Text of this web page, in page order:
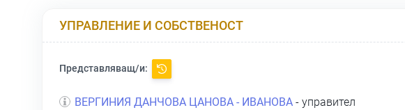
УПРАВЛЕНИЕ И СОБСТВЕНОСТ
Представляващ/и:
ВЕРГИНИЯ ДАНЧОВА ЦАНОВА - ИВАНОВА - управител